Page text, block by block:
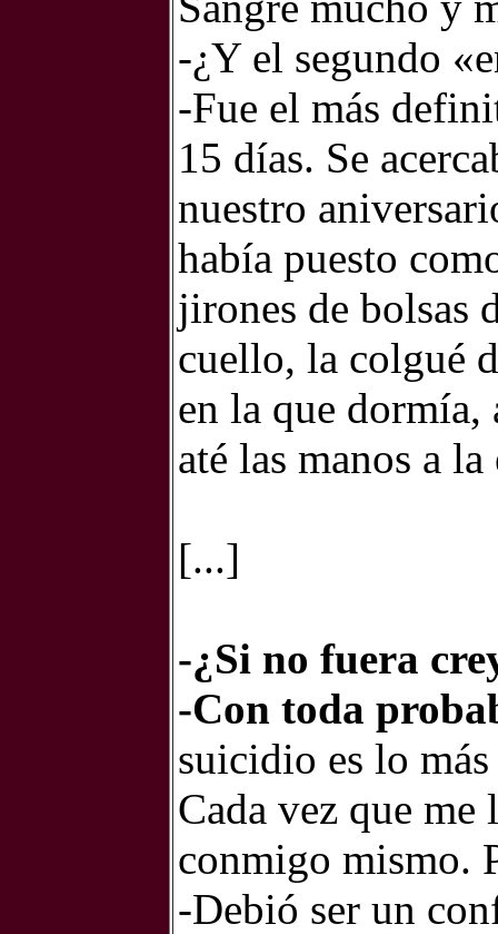
-¿Y el segundo
-Fue el más
15 días. Se
nuestro
había puesto
jirones de bolsas
cuello, la colgué
en la que dormía,
até las manos a
[...]
-¿Si no fuera
-Con toda
suicidio es lo
Cada vez que me
conmigo mismo.
-Debió ser un